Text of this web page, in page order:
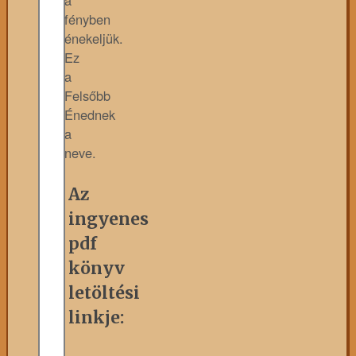
fényben
énekeljük.
Ez
a
Felsőbb
Énednek
a
neve.
Az
ingyenes
pdf
könyv
letöltési
linkje: